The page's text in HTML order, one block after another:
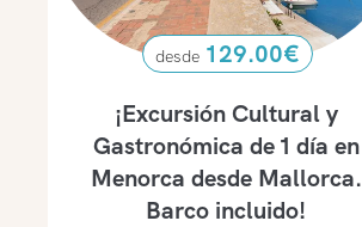
¡Excursión Cultural y
Gastronómica de 1 día en
Menorca desde Mallorca.
Barco incluido!
129.00€